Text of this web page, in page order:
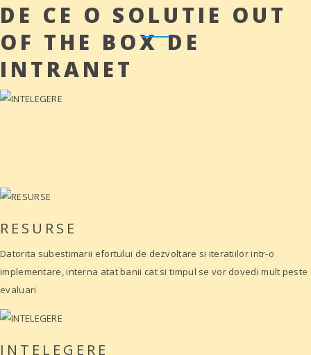
DE CE O SOLUTIE OUT
OF THE BOX DE
INTRANET
RESURSE
Datorita subestimarii efortului de dezvoltare si iteratiilor intr-o
implementare, interna atat banii cat si timpul se vor dovedi mult peste
evaluari
INTELEGERE